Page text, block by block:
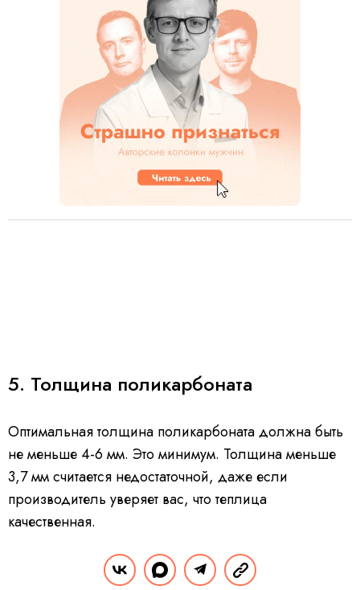
5. Толщина поликарбоната
Оптимальная толщина поликарбоната должна быть
не меньше 4-6 мм. Это минимум. Толщина меньше
3,7 мм считается недостаточной, даже если
производитель уверяет вас, что теплица
качественная.
Толщина поликарбоната зависит от того, какой по